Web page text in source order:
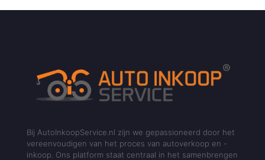
Bij AutoInkoopService.nl zijn we gepassioneerd door het
vereenvoudigen van het proces van autoverkoop en -
inkoop. Ons platform staat centraal in het samenbrengen